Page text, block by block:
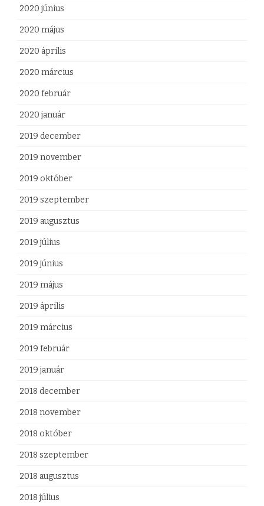
2020 június
2020 május
2020 április
2020 március
2020 február
2020 január
2019 december
2019 november
2019 október
2019 szeptember
2019 augusztus
2019 július
2019 június
2019 május
2019 április
2019 március
2019 február
2019 január
2018 december
2018 november
2018 október
2018 szeptember
2018 augusztus
2018 július